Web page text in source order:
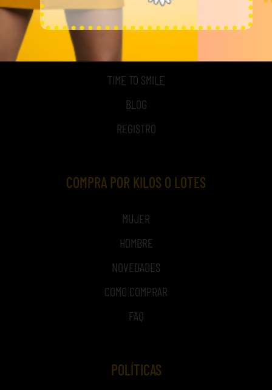
ACCESO A MI CUENTA
TIME TO SMILE
BLOG
REGISTRO
COMPRA POR KILOS O LOTES
MUJER
HOMBRE
NOVEDADES
COMO COMPRAR
FAQ
POLÍTICAS